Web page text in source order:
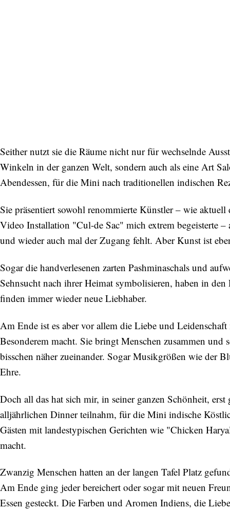
Seither nutzt sie die Räume nicht nur für wechselnde
Winkeln in der ganzen Welt, sondern auch als eine Art
Abendessen, für die Mini nach traditionellen indischen
Sie präsentiert sowohl renommierte Künstler – wie
Video Installation "Cul-de Sac" mich extrem begeisterte
und wieder auch mal der Zugang fehlt. Aber Kunst ist
Sogar die handverlesenen zarten Pashminaschals und
Sehnsucht nach ihrer Heimat symbolisieren, haben in
finden immer wieder neue Liebhaber.
Am Ende ist es aber vor allem die Liebe und
Besonderem macht. Sie bringt Menschen zusammen
bisschen näher zueinander. Sogar Musikgrößen wie der
Ehre.
Doch all das hat sich mir, in seiner ganzen Schönheit,
alljährlichen Dinner teilnahm, für die Mini indische
Gästen mit landestypischen Gerichten wie "Chicken
macht.
Zwanzig Menschen hatten an der langen Tafel Platz
Am Ende ging jeder bereichert oder sogar mit neuen
Essen gesteckt. Die Farben und Aromen Indiens, die